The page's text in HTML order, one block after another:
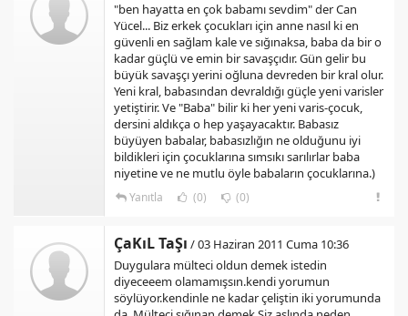
"ben hayatta en çok babamı sevdim" der Can
Yücel... Biz erkek çocukları için anne nasıl ki en
güvenli en sağlam kale ve sığınaksa, baba da bir o
kadar güçlü ve emin bir savaşçıdır. Gün gelir bu
büyük savaşçı yerini oğluna devreden bir kral olur.
Yeni kral, babasından devraldığı güçle yeni varisler
yetiştirir. Ve "Baba" bilir ki her yeni varis-çocuk,
dersini aldıkça o hep yaşayacaktır. Babasız
büyüyen babalar, babasızlığın ne olduğunu iyi
bildikleri için çocuklarına sımsıkı sarılırlar baba
niyetine ve ne mutlu öyle babaların çocuklarına.)
Yanıtla (0) (0)
ÇaKıL TaŞı / 03 Haziran 2011 Cuma 10:36
Duygulara mülteci oldun demek istedin
diyeceeem olamamışsın.kendi yorumun
söylüyor.kendinle ne kadar çeliştin iki yorumunda